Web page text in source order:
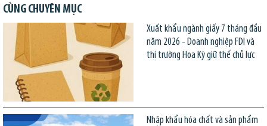
CÙNG CHUYÊN MỤC
Xuất khẩu ngành giấy 7 tháng đầu
năm 2026 - Doanh nghiệp FDI và
thị trường Hoa Kỳ giữ thế chủ lực
Nhập khẩu hóa chất và sản phẩm